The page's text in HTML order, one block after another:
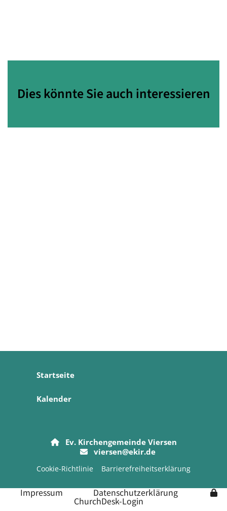
Dies könnte Sie auch interessieren
Startseite
Kalender
Ev. Kirchengemeinde Viersen
viersen@ekir.de
Cookie-Richtlinie Barrierefreiheitserklärung
Impressum Datenschutzerklärung
ChurchDesk-Login